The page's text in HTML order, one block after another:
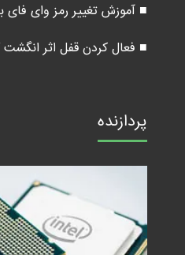
■ آموزش تغییر رمز وای فای
■ فعال کردن قفل اثر
پردازنده